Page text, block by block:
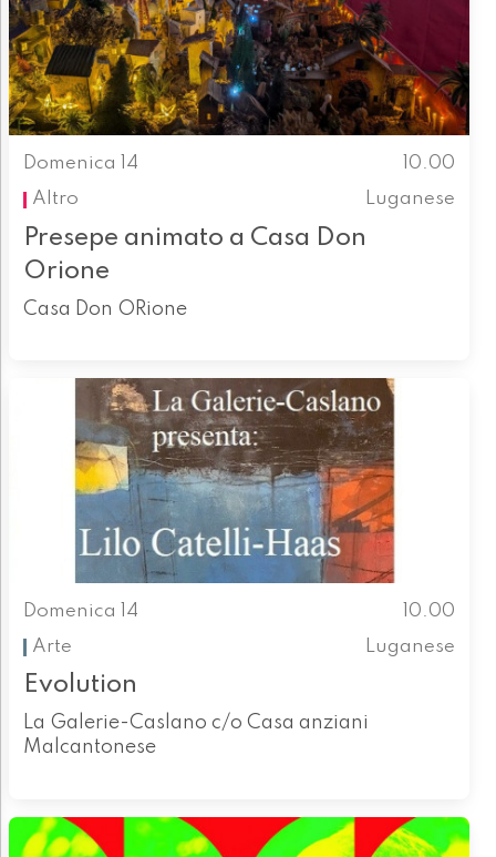
Domenica 14
10.00
Altro
Luganese
Presepe animato a Casa Don
Orione
Casa Don ORione
Domenica 14
10.00
Arte
Luganese
Evolution
La Galerie-Caslano c/o Casa anziani
Malcantonese